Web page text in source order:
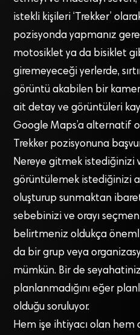
istekli kişileri ‘Trekker’
pozisyonda yapmanız
motosiklet ya da bisiklet
giremeyeceği yerlerde,
görüntü akabilen bir
ait detay ve görüntüleri
Google Maps’a alternatif
Trekker pozisyonuna
Nereye gitmek istediğinizi
görüntülemek istediğinizi
oluşturup sunmaktan
sebebinizi ve orayı
belirtmeniz oldukça
da bir grup veya
mümkün. Bir de
planlanmadığını eğer
olduğu soruluyor.
Hem işe ihtiyacı olan hem